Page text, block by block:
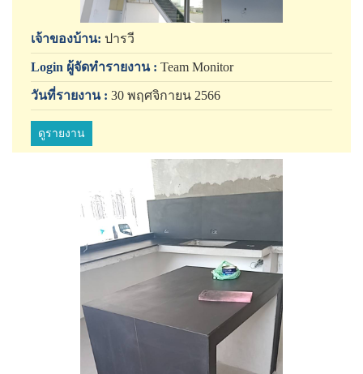
เจ้าของบ้าน: ปารวี
Login ผู้จัดทำรายงาน : Team Monitor
วันที่รายงาน : 30 พฤศจิกายน 2566
ดูรายงาน